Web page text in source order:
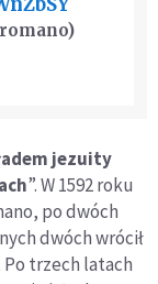
jezuity
”. W 1592 roku
po dwóch
dwóch wrócił
trzech latach